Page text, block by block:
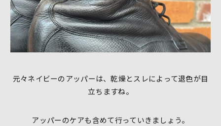
元々ネイビーのアッパーは、乾燥とスレによって退色が目
立ちますね。
アッパーのケアも含めて行っていきましょう。